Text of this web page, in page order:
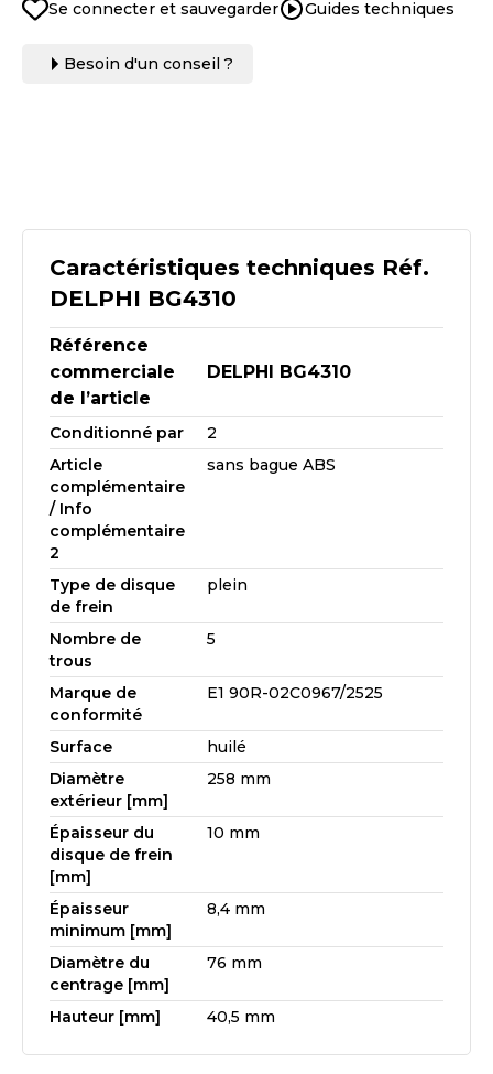
Caractéristiques techniques Réf.
DELPHI BG4310
Référence
commerciale
de l’article
DELPHI BG4310
Conditionné par
2
Article
complémentaire
/ Info
complémentaire
2
sans bague ABS
Type de disque
de frein
plein
Nombre de
trous
5
Marque de
conformité
E1 90R-02C0967/2525
Surface
huilé
Diamètre
extérieur [mm]
258 mm
Épaisseur du
disque de frein
[mm]
10 mm
Épaisseur
minimum [mm]
8,4 mm
Diamètre du
centrage [mm]
76 mm
Hauteur [mm] 40,5 mm
Se connecter et sauvegarder Guides techniques
Besoin d'un conseil ?